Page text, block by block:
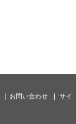
お問い合わせ
サイ